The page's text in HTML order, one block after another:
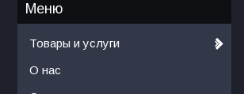
Товары и услуги
О нас